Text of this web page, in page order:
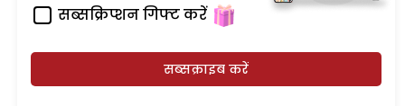
सब्सक्रिप्शन गिफ्ट करें
सब्सक्राइब करें